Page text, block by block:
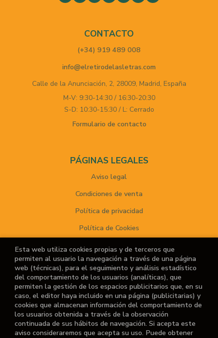
CONTACTO
(+34) 919 489 008
info@elretirodelasletras.com
Calle de la Anunciación, 2, 28009, Madrid, España
M-V: 9:30-14:30 / 16:30-20:30
S-D: 10:30-15:30 / L: Cerrado
Formulario de contacto
PÁGINAS LEGALES
Aviso legal
Condiciones de venta
Política de privacidad
Política de Cookies
ATENCIÓN AL CLIENTE
Quiénes somos
Noticias
¿No encuentras el libro que buscas?
Esta web utiliza cookies propias y de terceros que
permiten al usuario la navegación a través de una página
web (técnicas), para el seguimiento y análisis estadístico
del comportamiento de los usuarios (analíticas), que
permiten la gestión de los espacios publicitarios que, en su
caso, el editor haya incluido en una página (publicitarias) y
cookies que almacenan información del comportamiento de
los usuarios obtenida a través de la observación
continuada de sus hábitos de navegación. Si acepta este
aviso consideraremos que acepta su uso. Puede obtener